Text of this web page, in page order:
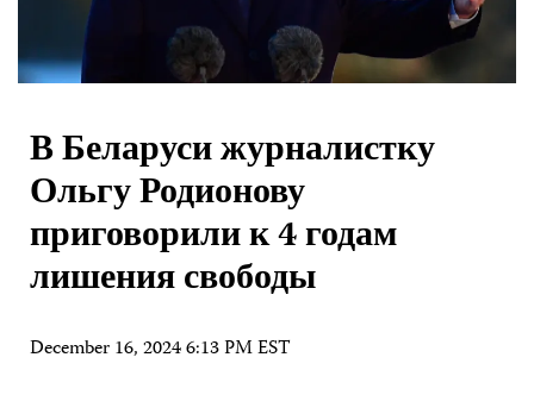
В Беларуси журналистку
Ольгу Родионову
приговорили к 4 годам
лишения свободы
December 16, 2024 6:13 PM EST